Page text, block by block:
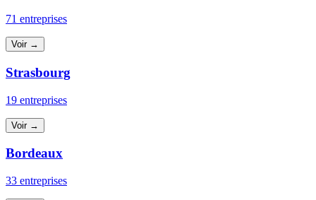
71 entreprises
Voir →
Strasbourg
19 entreprises
Voir →
Bordeaux
33 entreprises